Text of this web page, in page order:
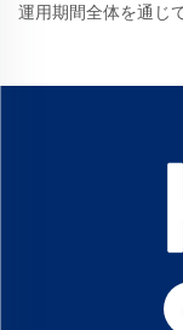
運用期間全体を通じ